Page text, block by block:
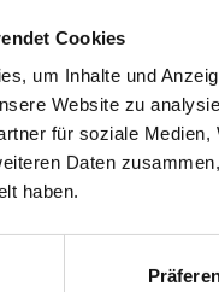
Cookies
um Inhalte und
Website zu
für soziale
Daten
haben.
des
bei der
von möglichen 100
über dem
dem Vorjahr
wurden bei der